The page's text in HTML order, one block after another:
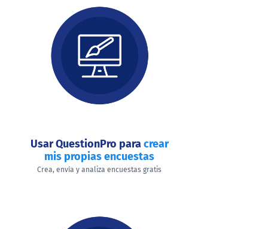
buscando
hacer
Usar QuestionPro paracrear
mis propias encuestas
Crea, envía y analiza encuestas gratis